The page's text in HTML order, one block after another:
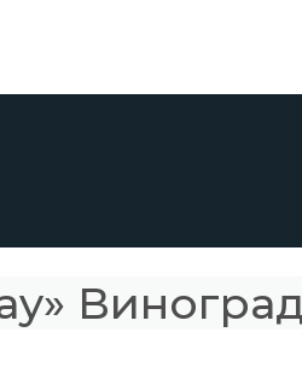
Виноград